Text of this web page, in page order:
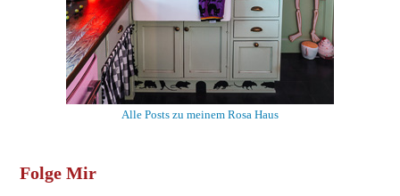
Alle Posts zu meinem Rosa Haus
Folge Mir